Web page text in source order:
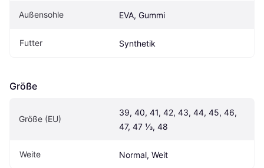
Außensohle EVA, Gummi
Futter Synthetik
Größe
Größe (EU)
39, 40, 41, 42, 43, 44, 45, 46,
47, 47 ⅓, 48
Weite Normal, Weit